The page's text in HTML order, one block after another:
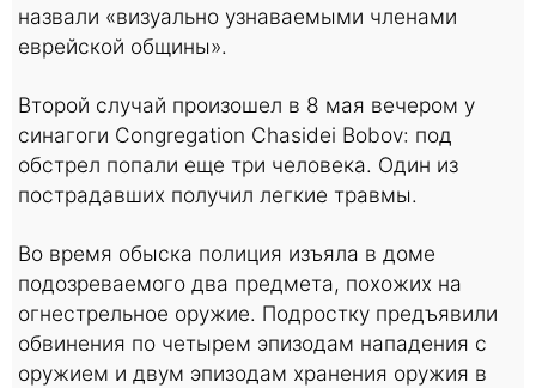
назвали «визуально узнаваемыми членами
еврейской общины».
Второй случай произошел в 8 мая вечером у
синагоги Congregation Chasidei Bobov: под
обстрел попали еще три человека. Один из
пострадавших получил легкие травмы.
Во время обыска полиция изъяла в доме
подозреваемого два предмета, похожих на
огнестрельное оружие. Подростку предъявили
обвинения по четырем эпизодам нападения с
оружием и двум эпизодам хранения оружия в